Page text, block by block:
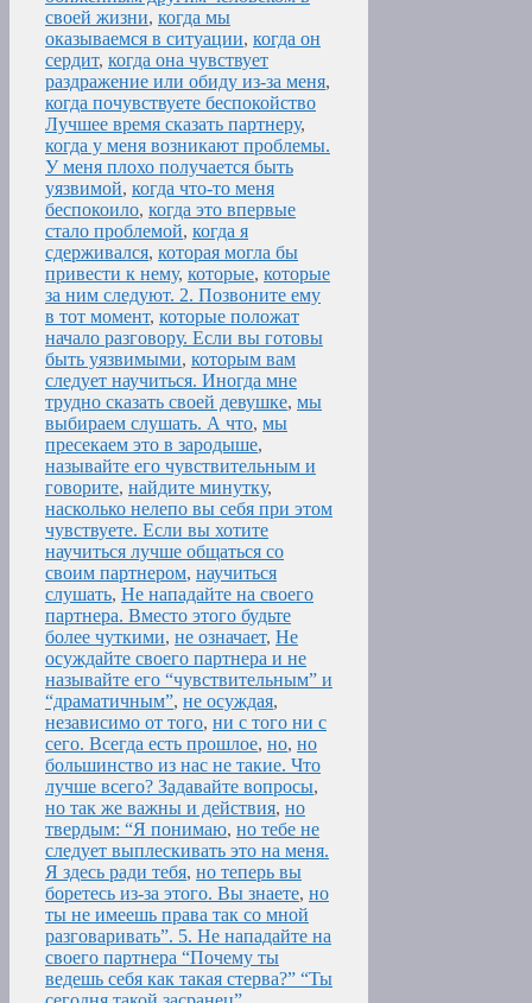
своей жизни, когда мы
оказываемся в ситуации, когда он
сердит, когда она чувствует
раздражение или обиду из-за меня,
когда почувствуете беспокойство
Лучшее время сказать партнеру,
когда у меня возникают проблемы.
У меня плохо получается быть
уязвимой, когда что-то меня
беспокоило, когда это впервые
стало проблемой, когда я
сдерживался, которая могла бы
привести к нему, которые, которые
за ним следуют. 2. Позвоните ему
в тот момент, которые положат
начало разговору. Если вы готовы
быть уязвимыми, которым вам
следует научиться. Иногда мне
трудно сказать своей девушке, мы
выбираем слушать. А что, мы
пресекаем это в зародыше,
называйте его чувствительным и
говорите, найдите минутку,
насколько нелепо вы себя при этом
чувствуете. Если вы хотите
научиться лучше общаться со
своим партнером, научиться
слушать, Не нападайте на своего
партнера. Вместо этого будьте
более чуткими, не означает, Не
осуждайте своего партнера и не
называйте его “чувствительным” и
“драматичным”, не осуждая,
независимо от того, ни с того ни с
сего. Всегда есть прошлое, но, но
большинство из нас не такие. Что
лучше всего? Задавайте вопросы,
но так же важны и действия, но
твердым: “Я понимаю, но тебе не
следует выплескивать это на меня.
Я здесь ради тебя, но теперь вы
боретесь из-за этого. Вы знаете, но
ты не имеешь права так со мной
разговаривать”. 5. Не нападайте на
своего партнера “Почему ты
ведешь себя как такая стерва?” “Ты